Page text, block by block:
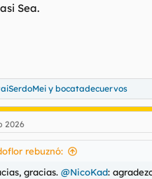
Sea.
y bocatadecuervos
2026
rebuznó:
gracias. @NicoKad: